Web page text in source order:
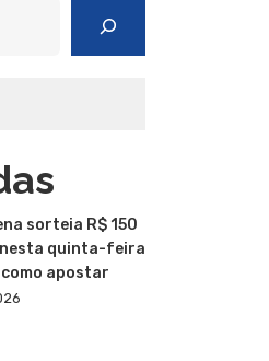
sorteia R$ 150
nesta quinta-feira
como apostar